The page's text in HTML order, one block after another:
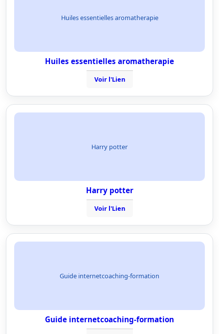
Huiles essentielles aromatherapie
Huiles essentielles aromatherapie
Voir l'Lien
Harry potter
Harry potter
Voir l'Lien
Guide internetcoaching-formation
Guide internetcoaching-formation